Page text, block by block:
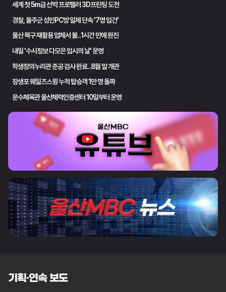
세계 첫 5m급 선박 프로펠러 3D프린팅 도전
경찰, 울주군 성인PC방 일제 단속 '7명 입건'
울산 북구 재활용 업체서 불‥1시간 만에 완진
내일 '수시정보 다모은 입시의 날' 운영
학생창의누리관 준공 검사 완료‥8월 말 개관
장생포 웨일즈스윙 누적 탑승객 1만 명 돌파
문수체육관 울산체력인증센터 10일부터 운영
기획·연속 보도